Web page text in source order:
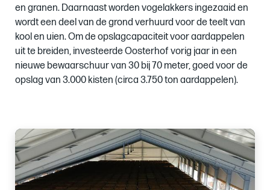
en granen. Daarnaast worden vogelakkers ingezaaid en
wordt een deel van de grond verhuurd voor de teelt van
kool en uien. Om de opslagcapaciteit voor aardappelen
uit te breiden, investeerde Oosterhof vorig jaar in een
nieuwe bewaarschuur van 30 bij 70 meter, goed voor de
opslag van 3.000 kisten (circa 3.750 ton aardappelen).
Images
of